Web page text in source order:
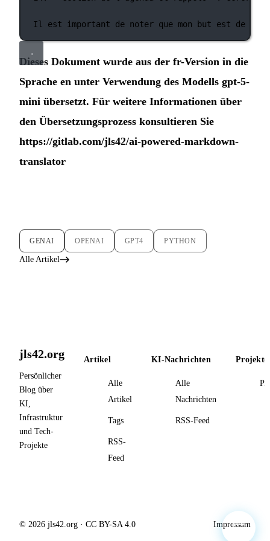
Il est important de noter que mon but est de
Dieses Dokument wurde aus der fr-Version in die
Sprache en unter Verwendung des Modells gpt-5-
mini übersetzt. Für weitere Informationen über
den Übersetzungsprozess konsultieren Sie
https://gitlab.com/jls42/ai-powered-markdown-
translator
GENAI OPENAI GPT4 PYTHON
Alle Artikel
jls42.org
Persönlicher
Blog über
KI,
Infrastruktur
und Tech-
Projekte
Artikel
Alle
Artikel
Tags
RSS-
Feed
KI-Nachrichten
Alle
Nachrichten
RSS-Feed
Projekte
© 2026 jls42.org · CC BY-SA 4.0 Impressum